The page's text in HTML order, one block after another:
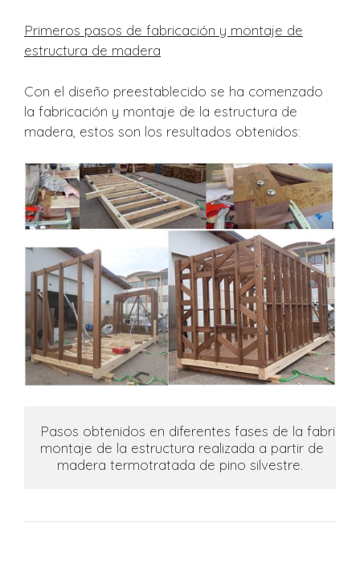
Primeros pasos de fabricación y montaje de
estructura de madera
Con el diseño preestablecido se ha comenzado
la fabricación y montaje de la estructura de
madera, estos son los resultados obtenidos:
Pasos obtenidos en diferentes fases de la
montaje de la estructura realizada a partir de
madera termotratada de pino silvestre.